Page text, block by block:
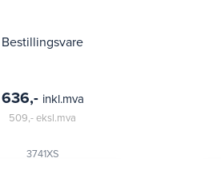
Bestillingsvare
3741XS
636,- inkl.mva
509,-eksl.mva